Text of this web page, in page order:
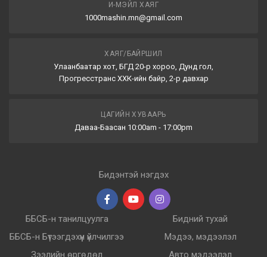
И-МЭЙЛ ХАЯГ
1000mashin.mn@gmail.com
ХАЯГ/БАЙРШИЛ
Улаанбаатар хот, БГД 20-р хороо, Дунд гол,
Прогресстранс ХХК-ийн байр, 2-р давхар
ЦАГИЙН ХУВААРЬ
Даваа-Баасан 10:00am - 17:00pm
Бидэнтэй нэгдэх
ББСБ-н танилцуулга
ББСБ-н Бүтээгдэхүүн үйлчилгээ
Зээлийн өргөдөл
Бидний тухай
Мэдээ, мэдээлэл
Авто мэдээлэл